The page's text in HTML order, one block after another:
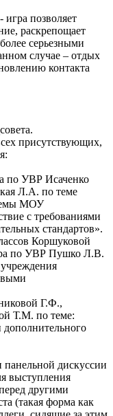
позволяет
раскрепощает
серьезными
случае – отдых
контакта
присутствующих,
по УВР Исаченко
Л.А. по теме
МОУ
с требованиями
стандартов».
Коршуковой
по УВР Пушко Л.В.
Г.Ф.,
Т.М. по теме:
панельной дискуссии
выступления
другими
(такая форма как